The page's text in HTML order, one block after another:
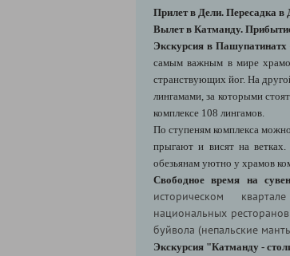
Прилет в Дели. Пересадка в
Вылет в Катманду.
Экскурсия в Пашупатинатх
самым важным в мире
странствующих йог. На
лингамами, за которыми
комплексе 108 лингамов.
По ступеням комплекса
прыгают и висят на
обезьянам уютно у храмов
Свободное время на
историческом
национальных
буйвола (непальские
Экскурсия "Катманду -